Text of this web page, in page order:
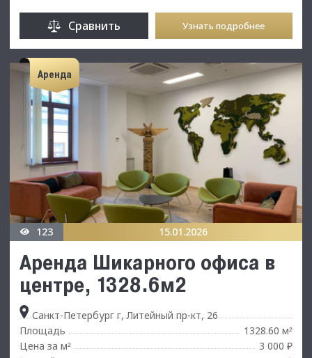
Сравнить Узнать подробнее
Аренда
123 15.01.2026
Аренда Шикарного офиса в
центре, 1328.6м2
Санкт-Петербург г, Литейный пр-кт, 26
Площадь
1328.60 м²
Цена за м²
3 000 ₽